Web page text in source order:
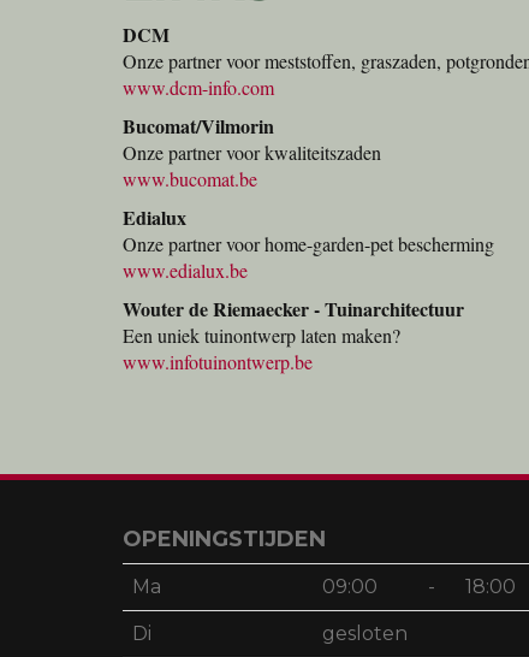
DCM
Onze partner voor meststoffen, graszaden,
www.dcm-info.com
Bucomat/Vilmorin
Onze partner voor kwaliteitszaden
www.bucomat.be
Edialux
Onze partner voor home-garden-pet bescherming
www.edialux.be
Wouter de Riemaecker - Tuinarchitectuur
Een uniek tuinontwerp laten maken?
www.infotuinontwerp.be
OPENINGSTIJDEN
Ma 09:00 - 18:00
Di gesloten